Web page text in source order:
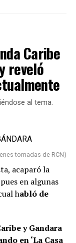
Caribe
reveló
al tema.
tomadas de RCN)
acaparó la
en algunas
habló de
y Gandara
en ‘La Casa